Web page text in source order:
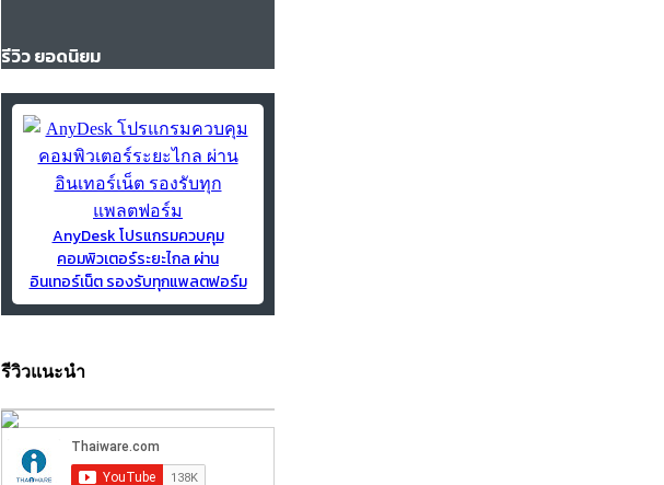
รีวิว ยอดนิยม
AnyDesk โปรแกรมควบคุม
คอมพิวเตอร์ระยะไกล ผ่าน
อินเทอร์เน็ต รองรับทุกแพลตฟอร์ม
รีวิวแนะนำ